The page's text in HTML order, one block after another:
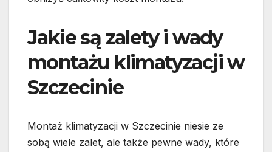
Jakie są zalety i wady
montażu klimatyzacji w
Szczecinie
Montaż klimatyzacji w Szczecinie niesie ze
sobą wiele zalet, ale także pewne wady, które